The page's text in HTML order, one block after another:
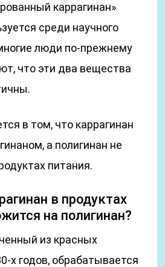
каррагинан»
среди научного
люди по-прежнему
что эти два вещества
в том, что каррагинан
а полигинан не
питания.
в продуктах
на полигинан?
из красных
х годов, обрабатывается